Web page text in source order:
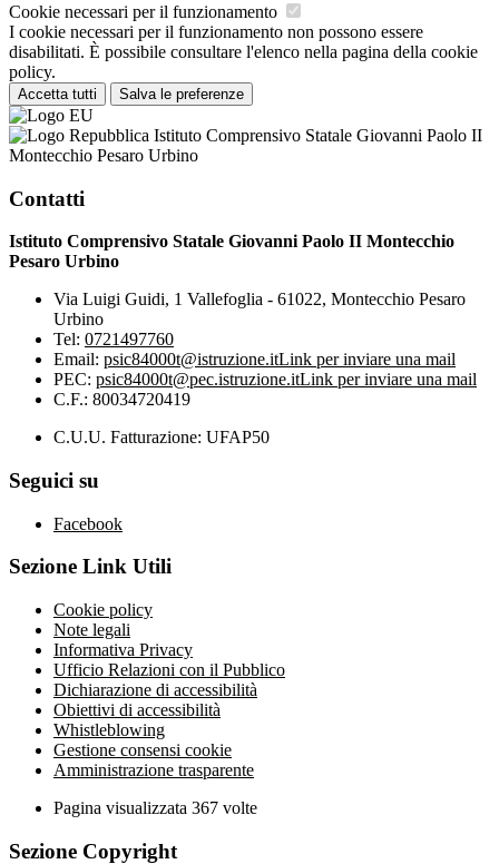
Cookie necessari per il funzionamento
I cookie necessari per il funzionamento non possono essere
disabilitati. È possibile consultare l'elenco nella pagina della cookie
policy.
Accetta tutti Salva le preferenze
Istituto Comprensivo Statale Giovanni Paolo II
Montecchio Pesaro Urbino
Contatti
Istituto Comprensivo Statale Giovanni Paolo II Montecchio
Pesaro Urbino
Via Luigi Guidi, 1 Vallefoglia - 61022, Montecchio Pesaro
Urbino
Tel: 0721497760
Email: psic84000t@istruzione.itLink per inviare una mail
PEC: psic84000t@pec.istruzione.itLink per inviare una mail
C.F.: 80034720419
C.U.U. Fatturazione: UFAP50
Seguici su
Facebook
Sezione Link Utili
Cookie policy
Note legali
Informativa Privacy
Ufficio Relazioni con il Pubblico
Dichiarazione di accessibilità
Obiettivi di accessibilità
Whistleblowing
Gestione consensi cookie
Amministrazione trasparente
Pagina visualizzata 367 volte
Sezione Copyright